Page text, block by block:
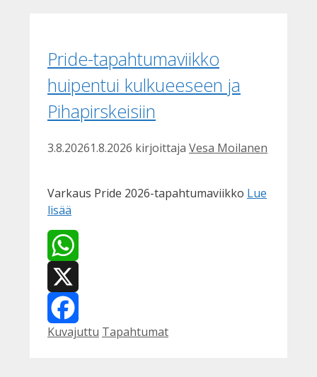
Pride-tapahtumaviikko
huipentui kulkueeseen ja
Pihapirskeisiin
3.8.20261.8.2026 kirjoittaja Vesa Moilanen
Varkaus Pride 2026-tapahtumaviikko Lue
lisää
WhatsApp
X
Facebook
Kategoriat
Kuvajuttu Avainsanat
Tapahtumat